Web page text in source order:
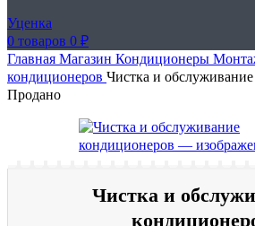
Уценка
0 товаров 0 ₽
Главная Магазин Кондиционеры
кондиционеров Чистка и
Продано
Чистка и